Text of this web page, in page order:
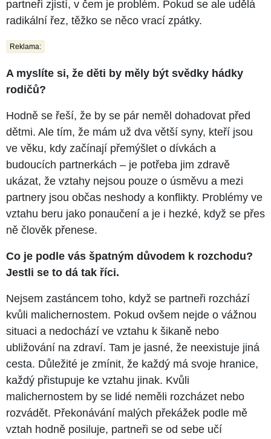
partneři zjistí, v čem je problém. Pokud se ale udělá
radikální řez, těžko se něco vrací zpátky.
Reklama:
A myslíte si, že děti by měly být svědky hádky
rodičů?
Hodně se řeší, že by se pár neměl dohadovat před
dětmi. Ale tím, že mám už dva větší syny, kteří jsou
ve věku, kdy začínají přemýšlet o dívkách a
budoucích partnerkách – je potřeba jim zdravě
ukázat, že vztahy nejsou pouze o úsměvu a mezi
partnery jsou občas neshody a konflikty. Problémy ve
vztahu beru jako ponaučení a je i hezké, když se přes
ně člověk přenese.
Co je podle vás špatným důvodem k rozchodu?
Jestli se to dá tak říci.
Nejsem zastáncem toho, když se partneři rozchází
kvůli malichernostem. Pokud ovšem nejde o vážnou
situaci a nedochází ve vztahu k šikaně nebo
ubližování na zdraví. Tam je jasné, že neexistuje jiná
cesta. Důležité je zmínit, že každý má svoje hranice,
každý přistupuje ke vztahu jinak. Kvůli
malichernostem by se lidé neměli rozcházet nebo
rozvádět. Překonávání malých překážek podle mě
vztah hodně posiluje, partneři se od sebe učí